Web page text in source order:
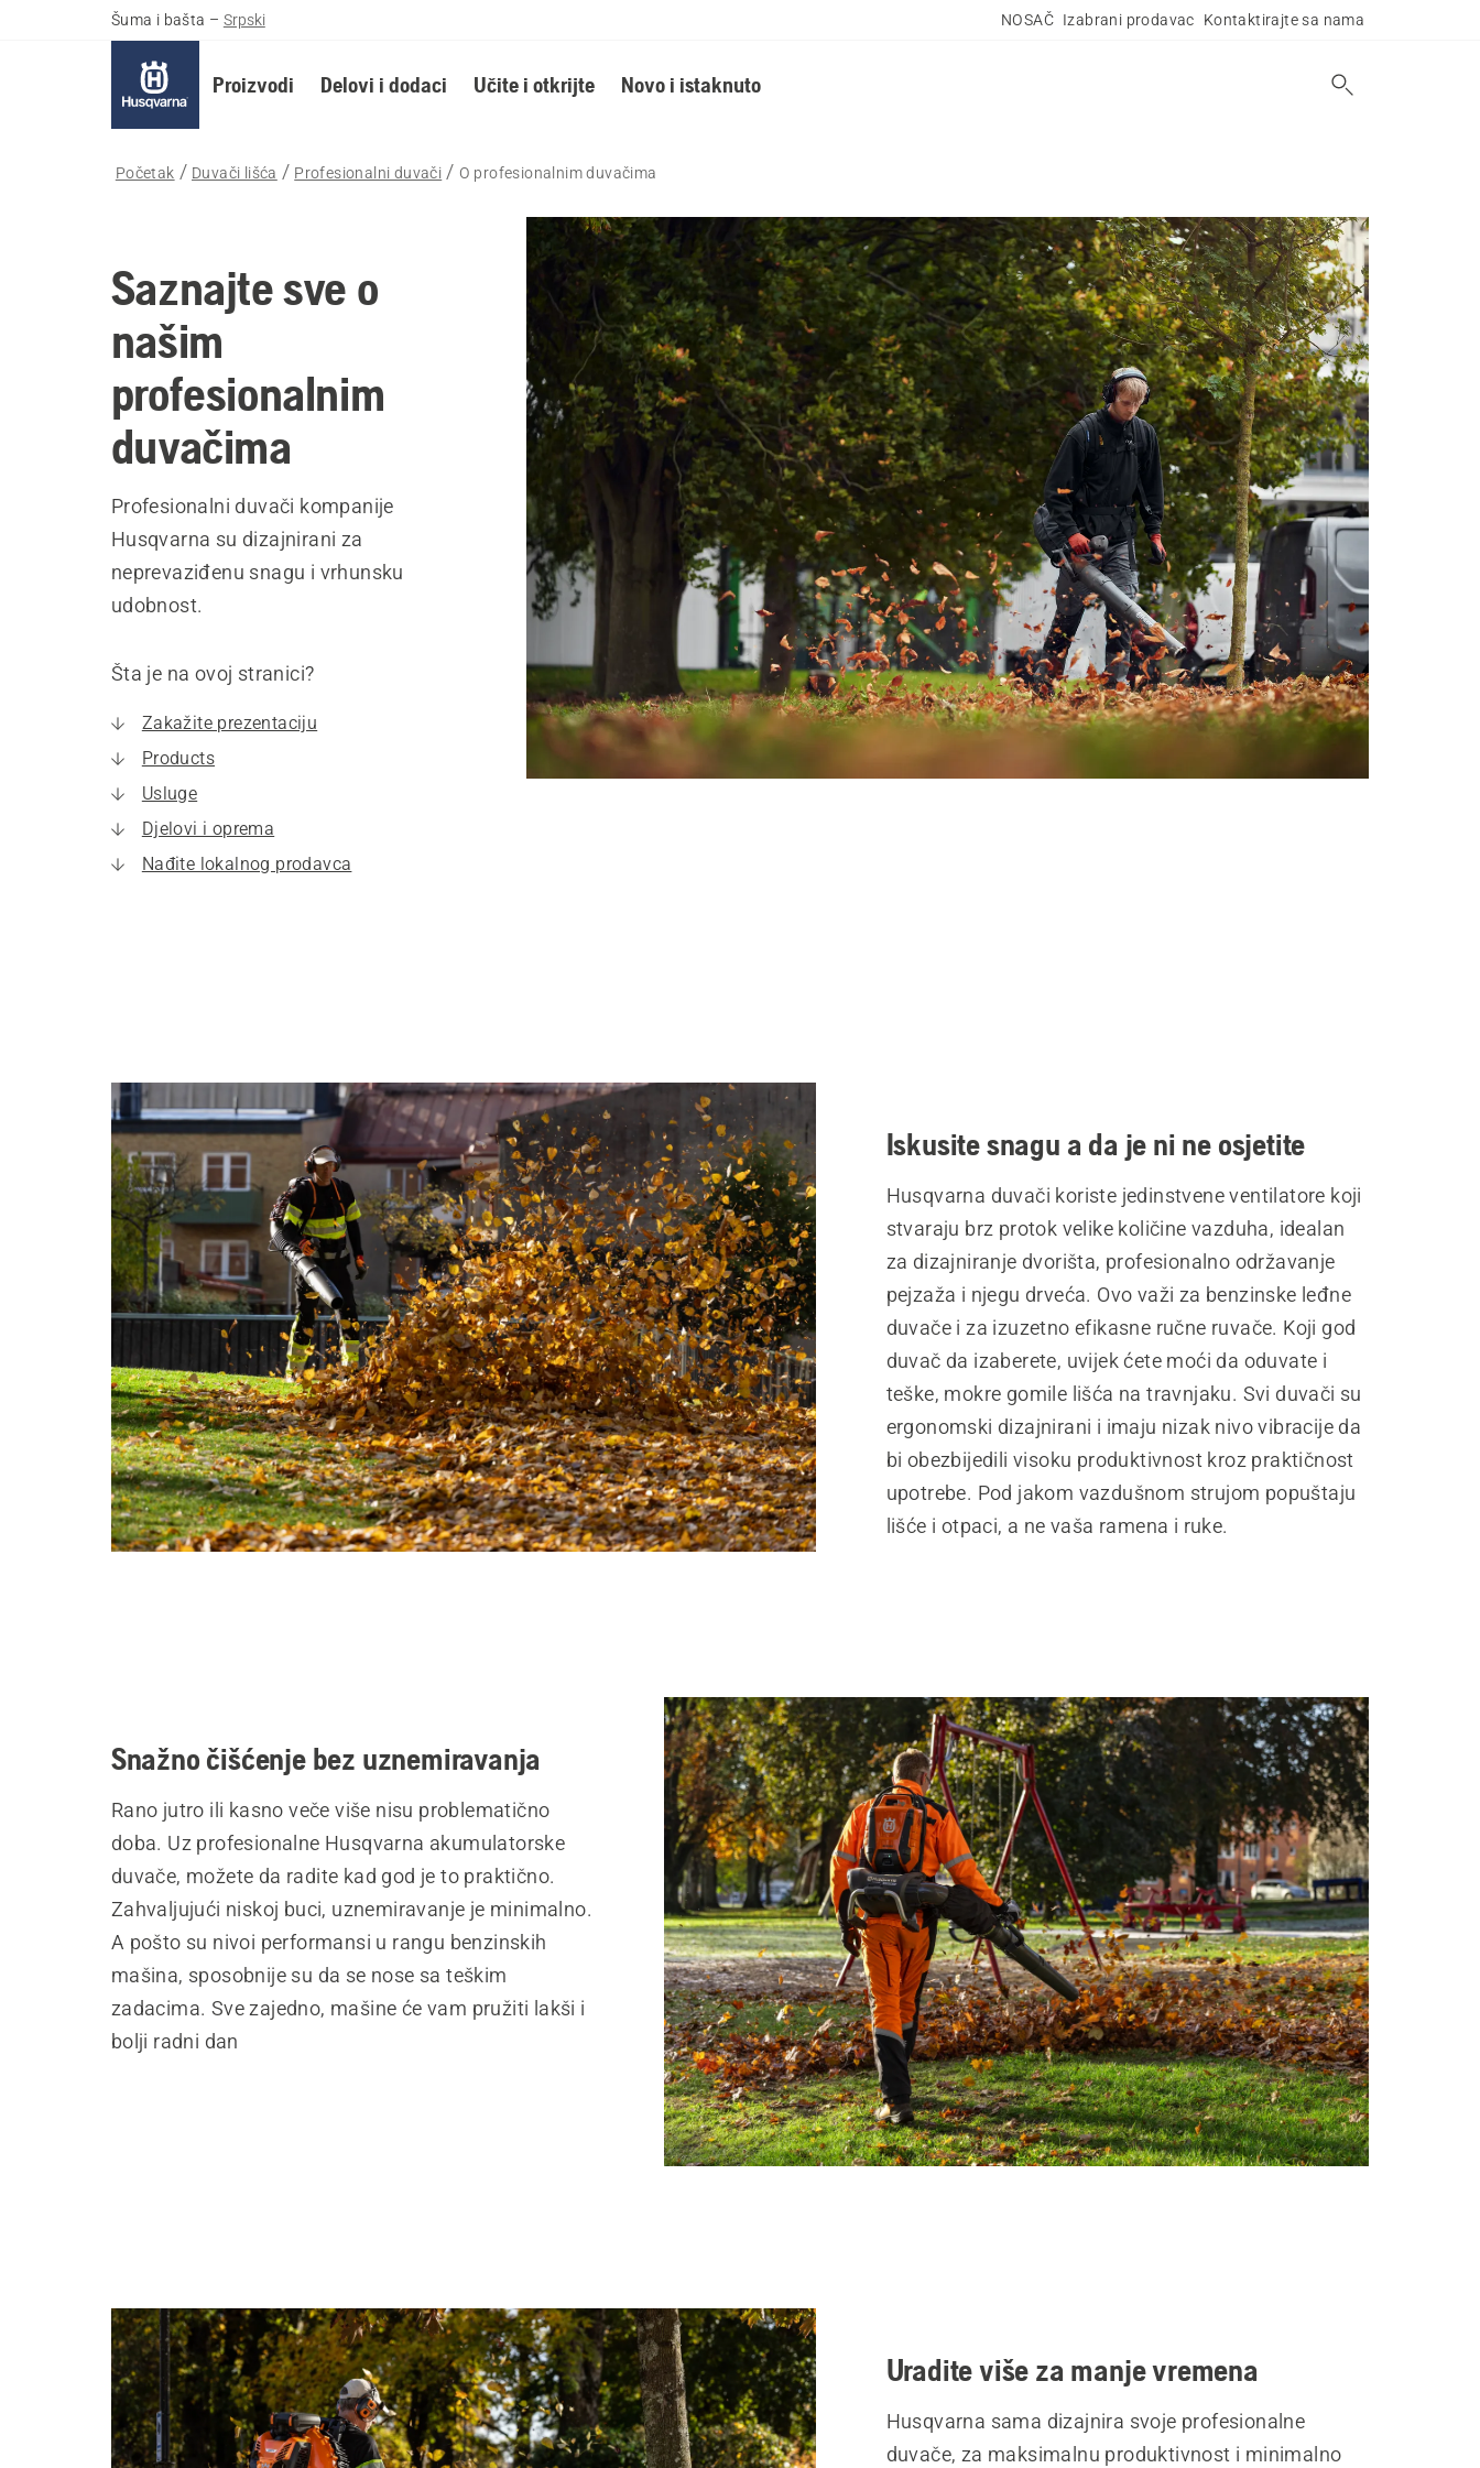
Šuma i bašta – Srpski NOSAČ Izabrani prodavac Kontaktirajte sa nama
Proizvodi Delovi i dodaci Učite i otkrijte Novo i istaknuto
Početak Duvači lišća Profesionalni duvači O profesionalnim duvačima
Saznajte sve o
našim
profesionalnim
duvačima
Profesionalni duvači kompanije
Husqvarna su dizajnirani za
neprevaziđenu snagu i vrhunsku
udobnost.
Šta je na ovoj stranici?
Zakažite prezentaciju
Products
Usluge
Djelovi i oprema
Nađite lokalnog prodavca
Iskusite snagu a da je ni ne osjetite
Husqvarna duvači koriste jedinstvene ventilatore koji
stvaraju brz protok velike količine vazduha, idealan
za dizajniranje dvorišta, profesionalno održavanje
pejzaža i njegu drveća. Ovo važi za benzinske leđne
duvače i za izuzetno efikasne ručne ruvače. Koji god
duvač da izaberete, uvijek ćete moći da oduvate i
teške, mokre gomile lišća na travnjaku. Svi duvači su
ergonomski dizajnirani i imaju nizak nivo vibracije da
bi obezbijedili visoku produktivnost kroz praktičnost
upotrebe. Pod jakom vazdušnom strujom popuštaju
lišće i otpaci, a ne vaša ramena i ruke.
Snažno čišćenje bez uznemiravanja
Rano jutro ili kasno veče više nisu problematično
doba. Uz profesionalne Husqvarna akumulatorske
duvače, možete da radite kad god je to praktično.
Zahvaljujući niskoj buci, uznemiravanje je minimalno.
A pošto su nivoi performansi u rangu benzinskih
mašina, sposobnije su da se nose sa teškim
zadacima. Sve zajedno, mašine će vam pružiti lakši i
bolji radni dan
Uradite više za manje vremena
Husqvarna sama dizajnira svoje profesionalne
duvače, za maksimalnu produktivnost i minimalno